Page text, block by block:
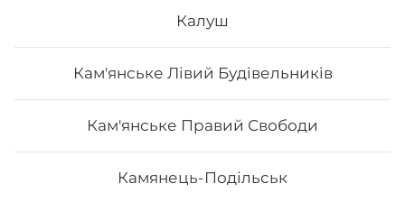
Калуш
Кам'янське Лівий Будівельників
Кам'янське Правий Свободи
Камянець-Подільськ